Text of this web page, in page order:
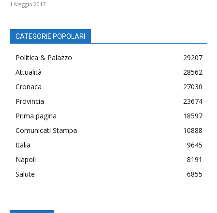
1 Maggio 2017
CATEGORIE POPOLARI
Politica & Palazzo
29207
Attualità
28562
Cronaca
27030
Provincia
23674
Prima pagina
18597
Comunicati Stampa
10888
Italia
9645
Napoli
8191
Salute
6855